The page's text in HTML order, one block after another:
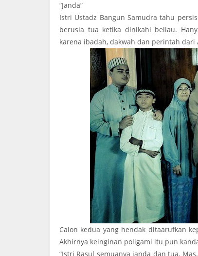
“Janda”
Istri Ustadz Bangun Samudra tahu
berusia tua ketika dinikahi beliau.
karena ibadah, dakwah dan perintah dari
Calon kedua yang hendak ditaarufkan
Akhirnya keinginan poligami itu pun
“Istri Rasul semuanya janda dan tua,